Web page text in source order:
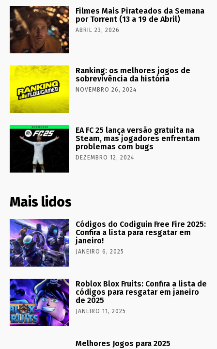
Filmes Mais Pirateados da Semana
por Torrent (13 a 19 de Abril)
ABRIL 23, 2026
Ranking: os melhores jogos de
sobrevivência da história
NOVEMBRO 26, 2024
EA FC 25 lança versão gratuita na
Steam, mas jogadores enfrentam
problemas com bugs
DEZEMBRO 12, 2024
Mais lidos
Códigos do Codiguin Free Fire 2025:
Confira a lista para resgatar em
janeiro!
JANEIRO 6, 2025
Roblox Blox Fruits: Confira a lista de
códigos para resgatar em janeiro
de 2025
JANEIRO 11, 2025
Melhores Jogos para 2025